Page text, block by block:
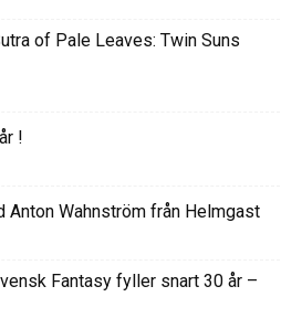
of Pale Leaves: Twin Suns
!
Anton Wahnström från Helmgast
Fantasy fyller snart 30 år –